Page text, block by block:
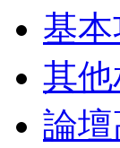
基
其
論壇